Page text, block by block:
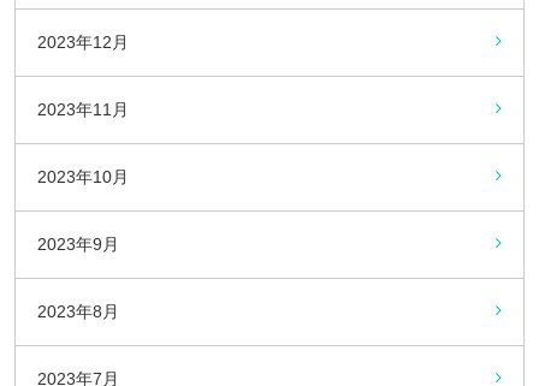
2023年12月
2023年11月
2023年10月
2023年9月
2023年8月
2023年7月